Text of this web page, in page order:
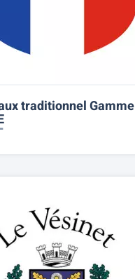
traditionnel Gamme